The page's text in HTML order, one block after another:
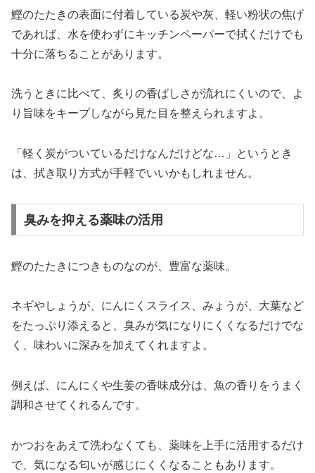
鰹のたたきの表面に付着している炭や灰、軽い粉状の焦げ
であれば、水を使わずにキッチンペーパーで拭くだけでも
十分に落ちることがあります。
洗うときに比べて、炙りの香ばしさが流れにくいので、よ
り旨味をキープしながら見た目を整えられますよ。
「軽く炭がついているだけなんだけどな…」というとき
は、拭き取り方式が手軽でいいかもしれません。
臭みを抑える薬味の活用
鰹のたたきにつきものなのが、豊富な薬味。
ネギやしょうが、にんにくスライス、みょうが、大葉など
をたっぷり添えると、臭みが気になりにくくなるだけでな
く、味わいに深みを加えてくれますよ。
例えば、にんにくや生姜の香味成分は、魚の香りをうまく
調和させてくれるんです。
かつおをあえて洗わなくても、薬味を上手に活用するだけ
で、気になる匂いが感じにくくなることもあります。